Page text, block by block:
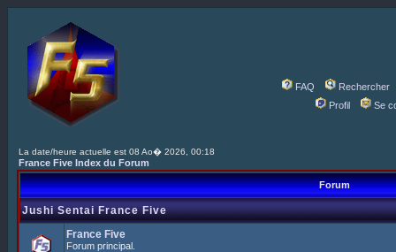
FAQ
Rechercher
Profil
Se
La date/heure actuelle est 08 Ao� 2026, 00:18
France Five Index du Forum
Forum
Jushi Sentai France Five
France Five
Forum principal.